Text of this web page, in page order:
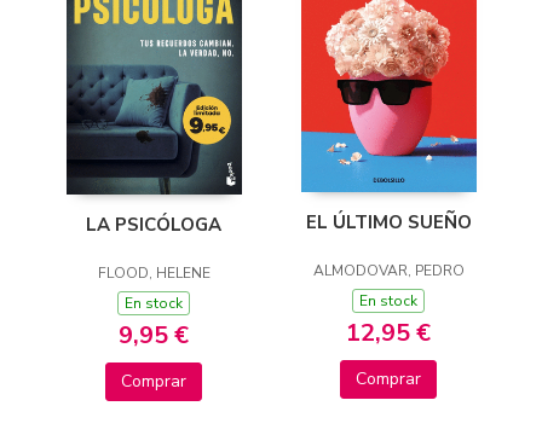
LA PSICÓLOGA
FLOOD, HELENE
En stock
9,95 €
Comprar
EL ÚLTIMO SUEÑO
ALMODOVAR, PEDRO
En stock
12,95 €
Comprar